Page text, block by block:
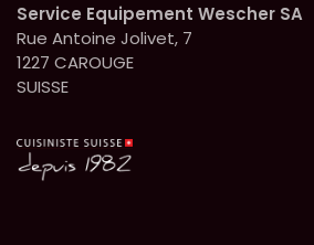
Service Equipement Wescher SA
Rue Antoine Jolivet, 7
1227 CAROUGE
SUISSE